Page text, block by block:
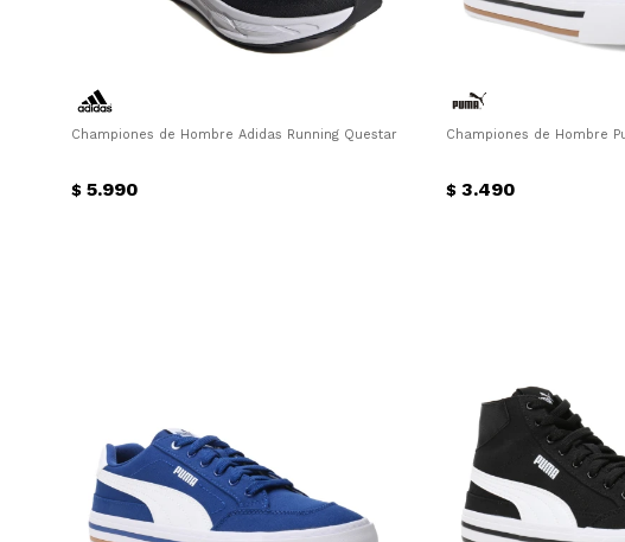
Championes de Hombre Adidas Running Questar 3 Adidas - Negro - Blanco
$ 5.990
Championes de Hombre
$ 3.490